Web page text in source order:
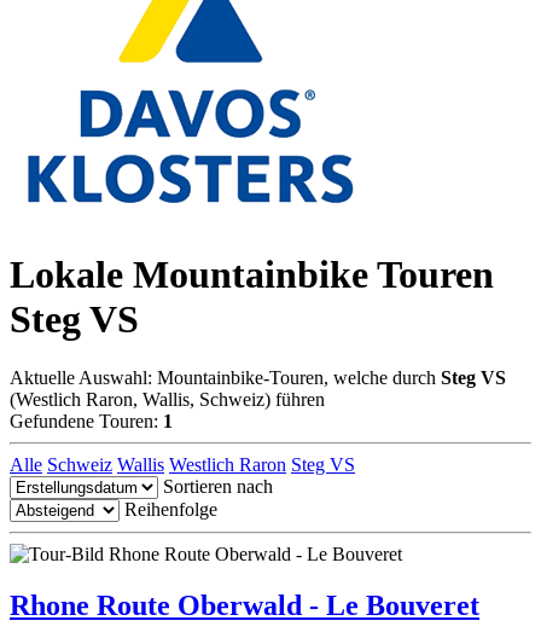
Lokale Mountainbike Touren
Steg VS
Aktuelle Auswahl: Mountainbike-Touren, welche durch Steg VS
(Westlich Raron, Wallis, Schweiz) führen
Gefundene Touren: 1
Alle Schweiz Wallis Westlich Raron Steg VS
Sortieren nach
Reihenfolge
Rhone Route Oberwald - Le Bouveret